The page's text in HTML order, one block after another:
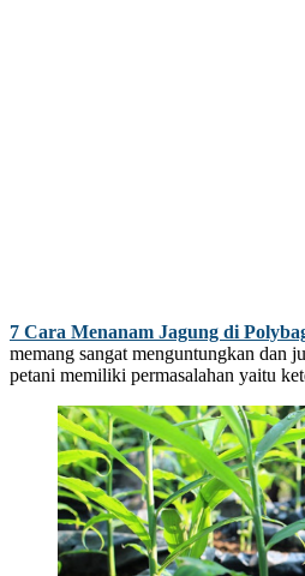
7 Cara Menanam Jagung di
memang sangat menguntungkan dan
petani memiliki permasalahan yaitu